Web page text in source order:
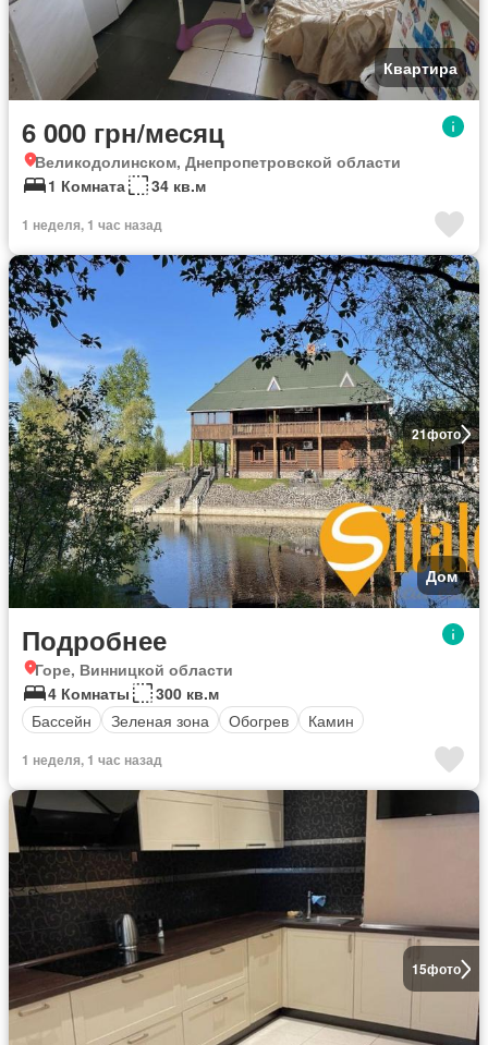
Квартира
6 000 грн/месяц
Великодолинском, Днепропетровской области
1 Комната
34 кв.м
1 неделя, 1 час назад
21фото
Дом
Подробнее
Горе, Винницкой области
4 Комнаты
300 кв.м
Бассейн
Зеленая зона Обогрев Камин
1 неделя, 1 час назад
15фото